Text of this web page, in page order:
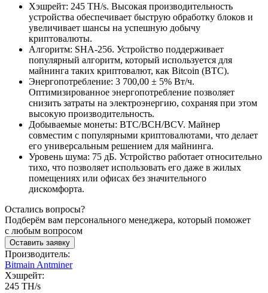
Хэшрейт: 245 TH/s. Высокая производительность
устройства обеспечивает быструю обработку блоков и
увеличивает шансы на успешную добычу
криптовалюты.
Алгоритм: SHA-256. Устройство поддерживает
популярный алгоритм, который используется для
майнинга таких криптовалют, как Bitcoin (BTC).
Энергопотребление: 3 700,00 ± 5% Вт/ч.
Оптимизированное энергопотребление позволяет
снизить затраты на электроэнергию, сохраняя при этом
высокую производительность.
Добываемые монеты: BTC/BCH/BCV. Майнер
совместим с популярными криптовалютами, что делает
его универсальным решением для майнинга.
Уровень шума: 75 дБ. Устройство работает относительно
тихо, что позволяет использовать его даже в жилых
помещениях или офисах без значительного
дискомфорта.
Остались вопросы?
Подберём вам персонального менеджера, который поможет
с любым вопросом
Оставить заявку
Производитель:
Bitmain Antminer
Хэшрейт:
245 TH/s